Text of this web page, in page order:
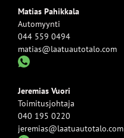
Matias Pahikkala
Automyynti
044 559 0494
matias@laatuautotalo.com
Jeremias Vuori
Toimitusjohtaja
040 195 0220
jeremias@laatuautotalo.com